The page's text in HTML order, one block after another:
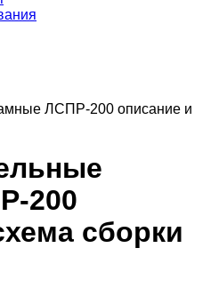
ЛСПР-200 описание и
200
сборки